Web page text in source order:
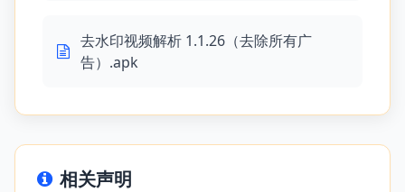
去水印视频解析 1.1.26（去除所有广
告）.apk
相关声明